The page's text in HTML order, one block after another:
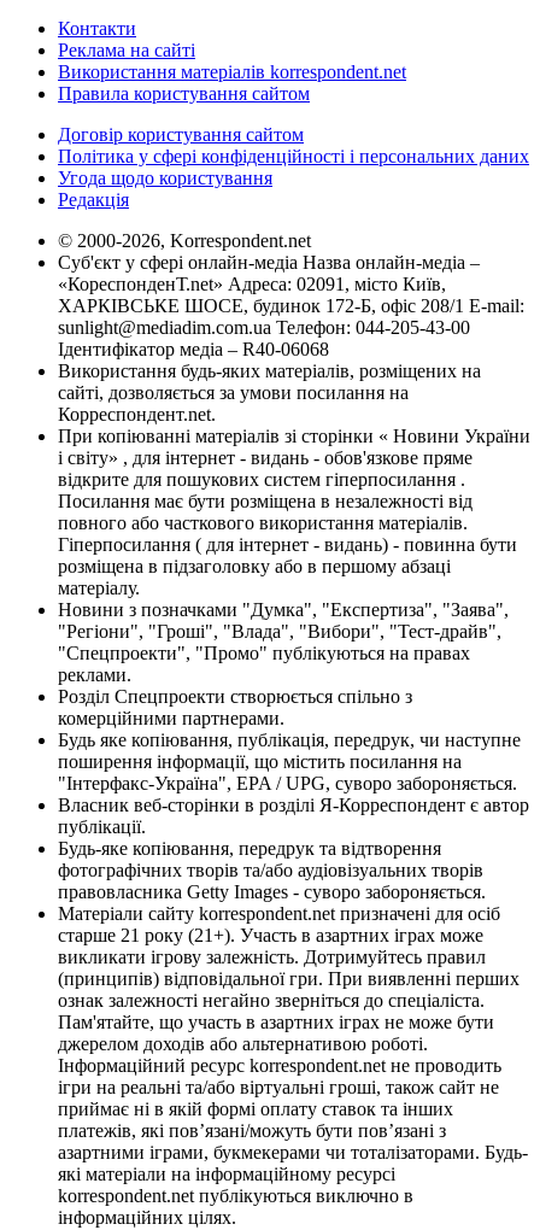
Контакти
Реклама на сайті
Використання матеріалів korrespondent.net
Правила користування сайтом
Договір користування сайтом
Політика у сфері конфіденційності і персональних даних
Угода щодо користування
Редакція
© 2000-2026, Korrespondent.net
Суб'єкт у сфері онлайн-медіа Назва онлайн-медіа –
«КореспонденТ.net» Адреса: 02091, місто Київ,
ХАРКІВСЬКЕ ШОСЕ, будинок 172-Б, офіс 208/1 E-mail:
sunlight@mediadim.com.ua Телефон: 044-205-43-00
Ідентифікатор медіа – R40-06068
Використання будь-яких матеріалів, розміщених на
сайті, дозволяється за умови посилання на
Корреспондент.net.
При копіюванні матеріалів зі сторінки « Новини України
і світу» , для інтернет - видань - обов'язкове пряме
відкрите для пошукових систем гіперпосилання .
Посилання має бути розміщена в незалежності від
повного або часткового використання матеріалів.
Гіперпосилання ( для інтернет - видань) - повинна бути
розміщена в підзаголовку або в першому абзаці
матеріалу.
Новини з позначками "Думка", "Експертиза", "Заява",
"Регіони", "Гроші", "Влада", "Вибори", "Тест-драйв",
"Спецпроекти", "Промо" публікуються на правах
реклами.
Розділ Спецпроекти створюється спільно з
комерційними партнерами.
Будь яке копіювання, публікація, передрук, чи наступне
поширення інформації, що містить посилання на
"Інтерфакс-Україна", EPA / UPG, суворо забороняється.
Власник веб-сторінки в розділі Я-Корреспондент є автор
публікації.
Будь-яке копіювання, передрук та відтворення
фотографічних творів та/або аудіовізуальних творів
правовласника Getty Images - суворо забороняється.
Матеріали сайту korrespondent.net призначені для осіб
старше 21 року (21+). Участь в азартних іграх може
викликати ігрову залежність. Дотримуйтесь правил
(принципів) відповідальної гри. При виявленні перших
ознак залежності негайно зверніться до спеціаліста.
Пам'ятайте, що участь в азартних іграх не може бути
джерелом доходів або альтернативою роботі.
Інформаційний ресурс korrespondent.net не проводить
ігри на реальні та/або віртуальні гроші, також сайт не
приймає ні в якій формі оплату ставок та інших
платежів, які пов’язані/можуть бути пов’язані з
азартними іграми, букмекерами чи тоталізаторами. Будь-
які матеріали на інформаційному ресурсі
korrespondent.net публікуються виключно в
інформаційних цілях.